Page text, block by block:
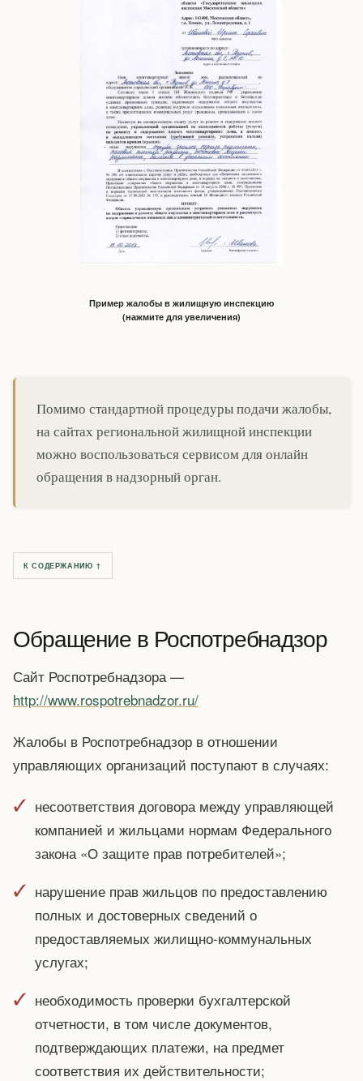
Пример жалобы в жилищную инспекцию
(нажмите для увеличения)
Помимо стандартной процедуры подачи жалобы,
на сайтах региональной жилищной инспекции
можно воспользоваться сервисом для онлайн
обращения в надзорный орган.
К СОДЕРЖАНИЮ ↑
Обращение в Роспотребнадзор
Сайт Роспотребнадзора —
http://www.rospotrebnadzor.ru/
Жалобы в Роспотребнадзор в отношении
управляющих организаций поступают в случаях:
несоответствия договора между управляющей
компанией и жильцами нормам Федерального
закона «О защите прав потребителей»;
нарушение прав жильцов по предоставлению
полных и достоверных сведений о
предоставляемых жилищно-коммунальных
услугах;
необходимость проверки бухгалтерской
отчетности, в том числе документов,
подтверждающих платежи, на предмет
соответствия их действительности;